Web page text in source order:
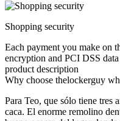
Shopping security
Each payment you make on
encryption and PCI DSS
product description
Why choose thelockerguy
Para Teo, que sólo tiene tres
caca. El enorme remolino